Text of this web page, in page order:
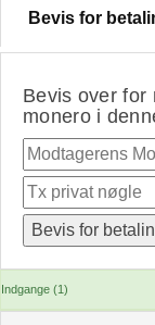
Bevis for
Bevis over for
monero i
Indgange (1)